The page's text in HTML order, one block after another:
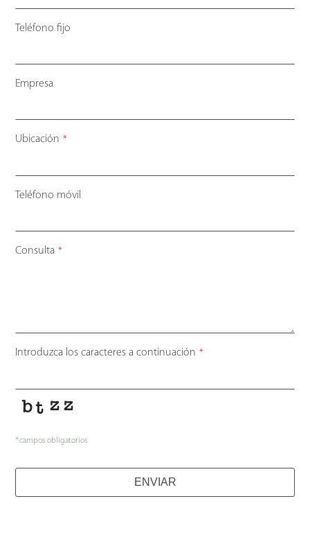
Teléfono fijo
Empresa
Ubicación *
Teléfono móvil
Consulta *
Introduzca los caracteres a continuación *
*campos obligatorios
ENVIAR